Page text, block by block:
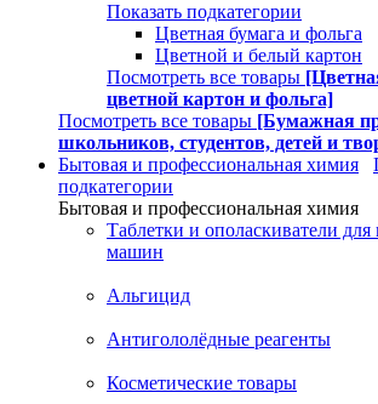
Показать подкатегории
Цветная бумага и фольга
Цветной и белый картон
Посмотреть все товары
цветной картон и фольга]
Посмотреть все товары [Бумажная
школьников, студентов, детей и
Бытовая и профессиональная химия
подкатегории
Бытовая и профессиональная химия
Таблетки и ополаскиватели
машин
Альгицид
Антигололёдные реагенты
Косметические товары